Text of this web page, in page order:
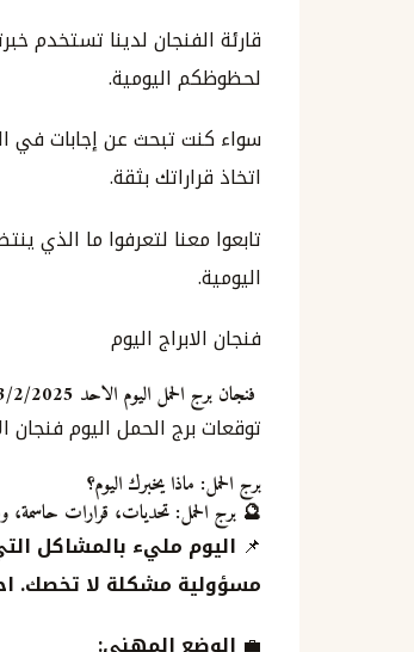
قارئة الفنجان لدينا تستخدم
لحظوظكم اليومية.
سواء كنت تبحث عن إجابات في
اتخاذ قراراتك بثقة.
تابعوا معنا لتعرفوا ما الذي
اليومية.
فنجان الابراج اليوم
فنجان برج الحمل اليوم الاحد 23/2/2025 شباط فيفري فبراير
توقعات برج الحمل اليوم فنجان
برج الحمل: ماذا يخبرك اليوم؟
🔮 برج الحمل: تحديات، قرارات
📌 اليوم مليء بالمشاكل
مسؤولية مشكلة لا تخصك.